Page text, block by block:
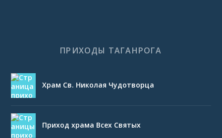
ПРИХОДЫ ТАГАНРОГА
Храм Св. Николая Чудотворца
Приход храма Всех Святых